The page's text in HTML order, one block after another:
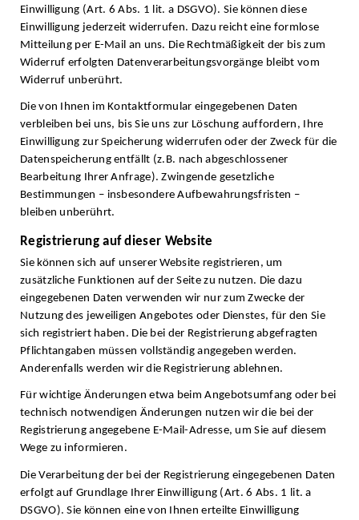
Einwilligung (Art. 6 Abs. 1 lit. a DSGVO). Sie können diese
Einwilligung jederzeit widerrufen. Dazu reicht eine formlose
Mitteilung per E-Mail an uns. Die Rechtmäßigkeit der bis zum
Widerruf erfolgten Datenverarbeitungsvorgänge bleibt vom
Widerruf unberührt.
Die von Ihnen im Kontaktformular eingegebenen Daten
verbleiben bei uns, bis Sie uns zur Löschung auffordern, Ihre
Einwilligung zur Speicherung widerrufen oder der Zweck für die
Datenspeicherung entfällt (z.B. nach abgeschlossener
Bearbeitung Ihrer Anfrage). Zwingende gesetzliche
Bestimmungen – insbesondere Aufbewahrungsfristen –
bleiben unberührt.
Registrierung auf dieser Website
Sie können sich auf unserer Website registrieren, um
zusätzliche Funktionen auf der Seite zu nutzen. Die dazu
eingegebenen Daten verwenden wir nur zum Zwecke der
Nutzung des jeweiligen Angebotes oder Dienstes, für den Sie
sich registriert haben. Die bei der Registrierung abgefragten
Pflichtangaben müssen vollständig angegeben werden.
Anderenfalls werden wir die Registrierung ablehnen.
Für wichtige Änderungen etwa beim Angebotsumfang oder bei
technisch notwendigen Änderungen nutzen wir die bei der
Registrierung angegebene E-Mail-Adresse, um Sie auf diesem
Wege zu informieren.
Die Verarbeitung der bei der Registrierung eingegebenen Daten
erfolgt auf Grundlage Ihrer Einwilligung (Art. 6 Abs. 1 lit. a
DSGVO). Sie können eine von Ihnen erteilte Einwilligung